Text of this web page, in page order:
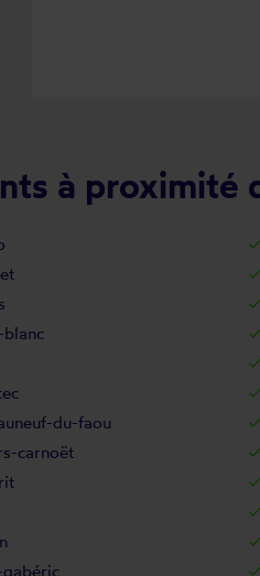
à proximité
du-faou
carnoët